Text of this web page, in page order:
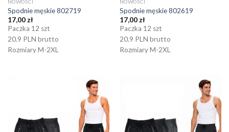
NOWOŚCI
Spodnie męskie 802719
17,00 zł
Paczka 12 szt
20.9 PLN brutto
Rozmiary M-2XL
NOWOŚCI
Spodnie męskie 802619
17,00 zł
Paczka 12 szt
20.9 PLN brutto
Rozmiary M-2XL